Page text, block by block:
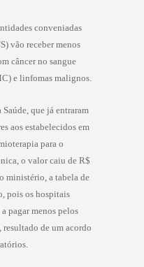
conveniadas
vão receber menos
câncer no sangue
e linfomas malignos.
que já entraram
aos estabelecidos em
para o
o valor caiu de R$
ministério, a tabela de
pois os hospitais
a pagar menos pelos
resultado de um acordo